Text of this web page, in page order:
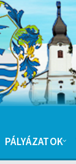
PÁLYÁZATOK